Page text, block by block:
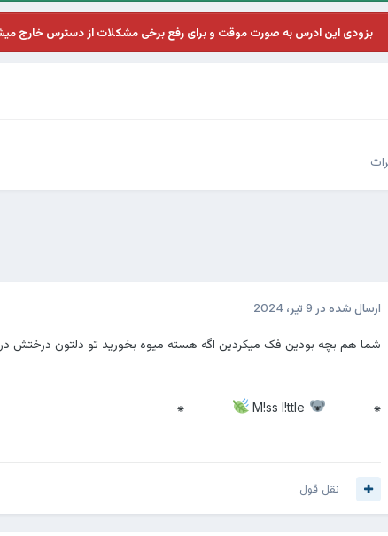
بزودی این ادرس به صورت موقت و برای رفع برخی مشکلات از دسترس خارج
ارسال شده در 9 تیر، 2024
شما هم بچه بودین فک میکردین اگه هسته میوه بخورید تو دلتون درختش
⁕─────
─────⁕
نقل قول